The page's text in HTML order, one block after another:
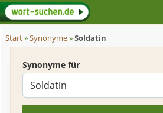
Start»Synonyme»Soldatin
Synonyme für